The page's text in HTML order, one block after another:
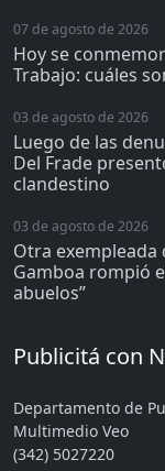
07 de agosto de 2026
Hoy se
Trabajo: cuáles
03 de agosto de 2026
Luego de las
Del Frade
clandestino
03 de agosto de 2026
Otra
Gamboa rompió
abuelos”
Publicitá con
Departamento de
Multimedio Veo
(342) 5027220